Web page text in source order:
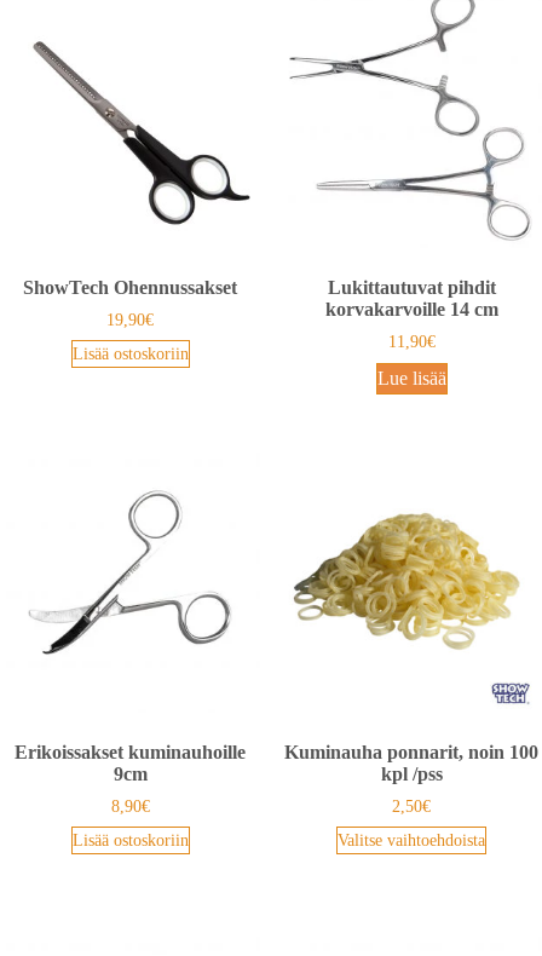
ShowTech Ohennussakset
19,90€
Lisää ostoskoriin
Lukittautuvat pihdit
korvakarvoille 14 cm
11,90€
Lue lisää
Erikoissakset kuminauhoille
9cm
8,90€
Lisää ostoskoriin
Kuminauha ponnarit, noin 100
kpl /pss
2,50€
Valitse vaihtoehdoista